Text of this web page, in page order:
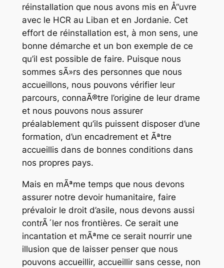
réinstallation que nous avons mis en Å“uvre
avec le HCR au Liban et en Jordanie. Cet
effort de réinstallation est, à mon sens, une
bonne démarche et un bon exemple de ce
qu’il est possible de faire. Puisque nous
sommes sÃ»rs des personnes que nous
accueillons, nous pouvons vérifier leur
parcours, connaÃ®tre l’origine de leur drame
et nous pouvons nous assurer
préalablement qu’ils puissent disposer d’une
formation, d’un encadrement et Ãªtre
accueillis dans de bonnes conditions dans
nos propres pays.
Mais en mÃªme temps que nous devons
assurer notre devoir humanitaire, faire
prévaloir le droit d’asile, nous devons aussi
contrÃ´ler nos frontières. Ce serait une
incantation et mÃªme ce serait nourrir une
illusion que de laisser penser que nous
pouvons accueillir, accueillir sans cesse, non